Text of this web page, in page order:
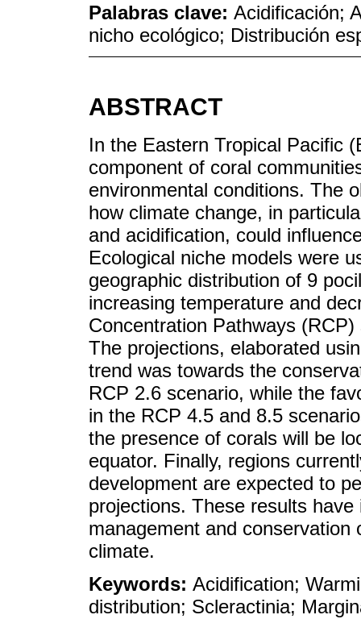
Palabras clave: Acidificación;
nicho ecológico; Distribución
ABSTRACT
In the Eastern Tropical Pacific
component of coral
environmental conditions. The
how climate change, in
and acidification, could
Ecological niche models were
geographic distribution of 9
increasing temperature and
Concentration Pathways
The projections, elaborated
trend was towards the
RCP 2.6 scenario, while the
in the RCP 4.5 and 8.5
the presence of corals will be
equator. Finally, regions
development are expected to
projections. These results
management and
climate.
Keywords: Acidification;
distribution; Scleractinia;